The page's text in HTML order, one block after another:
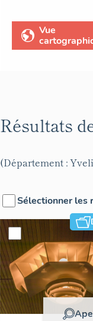
Vue
Résultats
(Département :
Sélectionner les